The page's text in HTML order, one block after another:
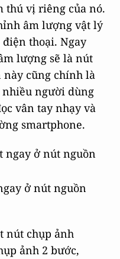
thú vị riêng của nó.
âm lượng vật lý
thoại. Ngay
lượng sẽ là nút
này cũng chính là
nhiều người dùng
vân tay nhạy và
smartphone.
ở nút nguồn
nút chụp ảnh
ảnh 2 bước,